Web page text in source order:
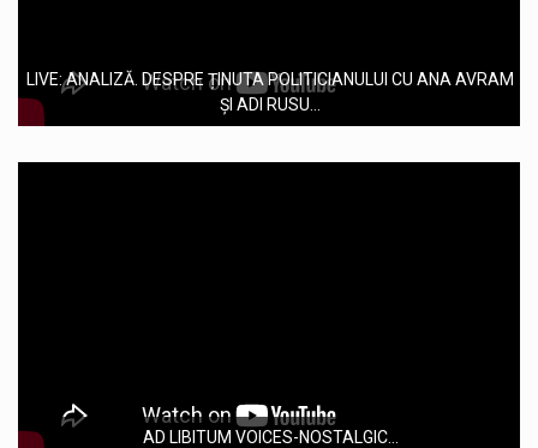
LIVE: ANALIZĂ. DESPRE ȚINUTA POLITICIANULUI CU ANA AVRAM
ȘI ADI RUSU...
AD LIBITUM VOICES-NOSTALGIC...